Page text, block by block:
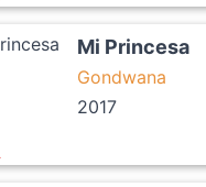
Mi Princesa
Gondwana
2017